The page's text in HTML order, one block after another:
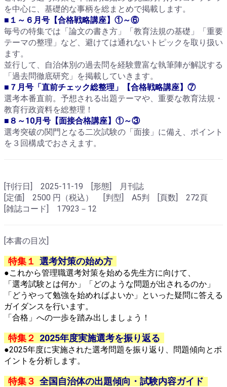
を中心に、基礎的な事柄を総まとめで掲載します。
■１～６月号【合格戦略講座】①～⑥
毎号の特集では「論文の書き方」「教育法規の基礎」「重要
テーマの整理」など、避けては通れないトピックを取り扱い
ます。
並行して、自治体別の過去問を経験豊富な執筆陣が解説する
「過去問徹底研究」を掲載していきます。
■７月号「直前チェック総整理」【合格戦略講座】⑦
選考本番直前。予想される出題テーマや、重要な教育法規・
教育行政資料を総整理！
■８～10月号【面接合格講座】①～③
選考突破の関門となる二次試験の「面接」に備え、ポイント
を３回構成でおさえます。
[刊行日] 2025-11-19 [形態] 月刊誌
[定価] 2500 円（税込） [判型] A5判 [頁数] 272頁
[雑誌コード] 17923－12
[本書の目次]
特集１ 選考対策の始め方
●これから管理職選考対策を始める先生方に向けて、
「選考試験とは何か」「どのような問題が出されるのか」
「どうやって勉強を始めればよいか」といった疑問に答える
ガイダンスを行います。
「合格」への一歩を踏み出しましょう！
特集２ 2025年度実施選考を振り返る
●2025年度に実施された選考問題を振り返り、問題傾向とポ
イントを分析します。
特集３ 全国自治体の出題傾向・試験内容ガイド